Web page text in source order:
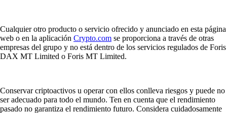
Cualquier otro producto o servicio ofrecido y anunciado en esta página
web o en la aplicación Crypto.com se proporciona a través de otras
empresas del grupo y no está dentro de los servicios regulados de Foris
DAX MT Limited o Foris MT Limited.
Conservar criptoactivos u operar con ellos conlleva riesgos y puede no
ser adecuado para todo el mundo. Ten en cuenta que el rendimiento
pasado no garantiza el rendimiento futuro. Considera cuidadosamente